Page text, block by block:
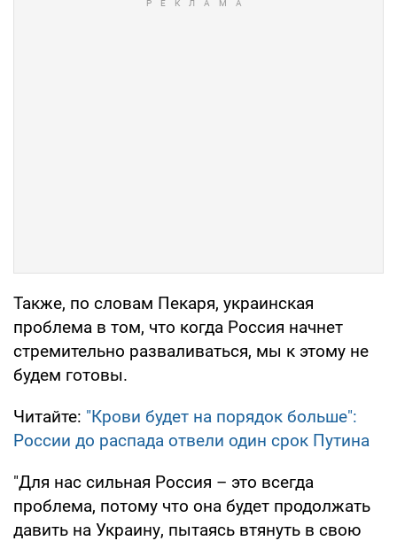
Также, по словам Пекаря, украинская
проблема в том, что когда Россия начнет
стремительно разваливаться, мы к этому не
будем готовы.
Читайте: "Крови будет на порядок больше":
России до распада отвели один срок Путина
"Для нас сильная Россия – это всегда
проблема, потому что она будет продолжать
давить на Украину, пытаясь втянуть в свою